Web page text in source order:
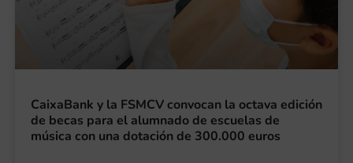
CaixaBank y la FSMCV convocan la octava edición
de becas para el alumnado de escuelas de
música con una dotación de 300.000 euros